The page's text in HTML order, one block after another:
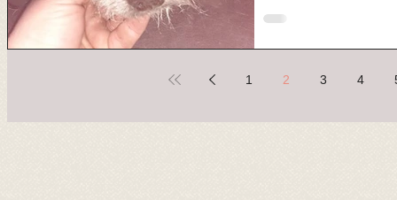
1 2 3 4